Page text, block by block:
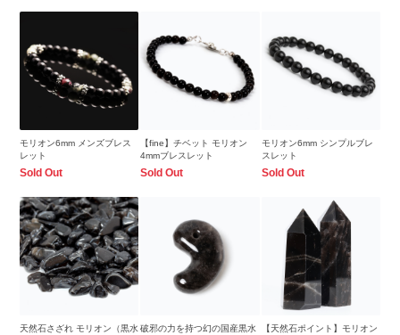
モリオン6mm メンズブレス
レット
Sold Out
【fine】チベット モリオン
4mmブレスレット
Sold Out
モリオン6mm シンプルブレ
スレット
Sold Out
天然石さざれ モリオン（黒水 破邪の力を持つ幻の国産黒水
【天然石ポイント】モリオン